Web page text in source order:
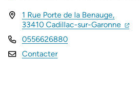
INFOS UTILES
1 Rue Porte de la Benauge,
33410 Cadillac-sur-Garonne
0556626880
Contacter